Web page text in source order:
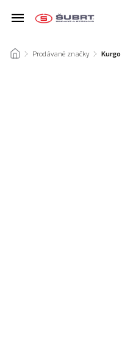
/ Prodávané značky / Kurgo